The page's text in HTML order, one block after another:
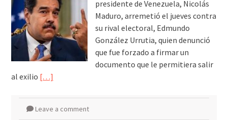
presidente de Venezuela, Nicolás
Maduro, arremetió el jueves contra
su rival electoral, Edmundo
González Urrutia, quien denunció
que fue forzado a firmar un
documento que le permitiera salir
al exilio […]
Leave a comment